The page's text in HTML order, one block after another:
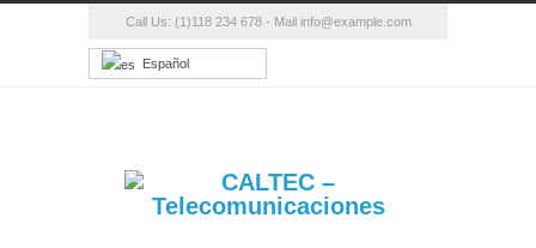
Call Us: (1)118 234 678 - Mail info@example.com
Español